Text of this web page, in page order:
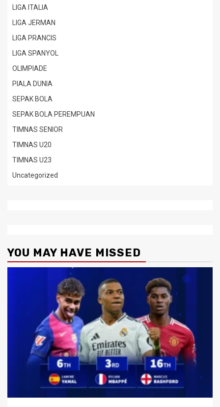
LIGA ITALIA
LIGA JERMAN
LIGA PRANCIS
LIGA SPANYOL
OLIMPIADE
PIALA DUNIA
SEPAK BOLA
SEPAK BOLA PEREMPUAN
TIMNAS SENIOR
TIMNAS U20
TIMNAS U23
Uncategorized
YOU MAY HAVE MISSED